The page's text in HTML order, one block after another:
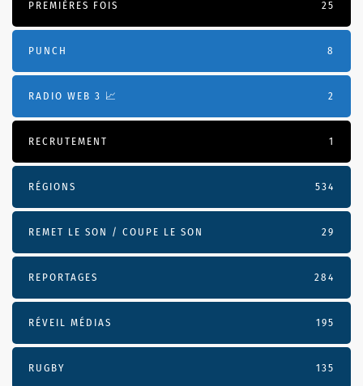
PREMIÈRES FOIS 25
PUNCH 8
RADIO WEB 3 📈 2
RECRUTEMENT 1
RÉGIONS 534
REMET LE SON / COUPE LE SON 29
REPORTAGES 284
RÉVEIL MÉDIAS 195
RUGBY 135